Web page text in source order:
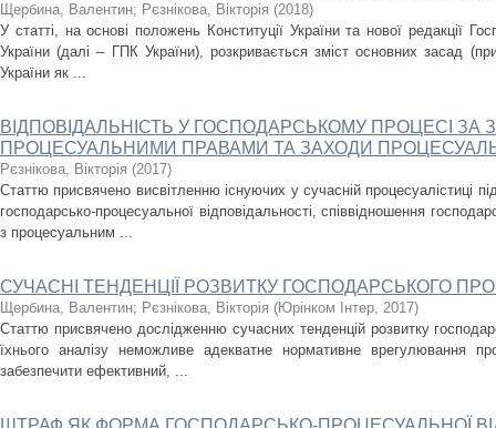
Щербина, Валентин; Рєзнікова, Вікторія (2018)
У статті, на основі положень Конституції України та нової редакції
України (далі – ГПК України), розкривається зміст основних засад
України як ...
ВІДПОВІДАЛЬНІСТЬ У ГОСПОДАРСЬКОМУ ПРОЦЕСІ
ПРОЦЕСУАЛЬНИМИ ПРАВАМИ ТА ЗАХОДИ
Рєзнікова, Вікторія (2017)
Статтю присвячено висвітленню існуючих у сучасній процесуалістиці
господарсько-процесуальної відповідальності, співвідношення
з процесуальним ...
СУЧАСНІ ТЕНДЕНЦІЇ РОЗВИТКУ ГОСПОДАРСЬКОГО
Щербина, Валентин; Рєзнікова, Вікторія (Юрінком Інтер, 2017)
Статтю присвячено дослідженню сучасних тенденцій розвитку
їхнього аналізу неможливе адекватне нормативне врегулювання
забезпечити ефективний, ...